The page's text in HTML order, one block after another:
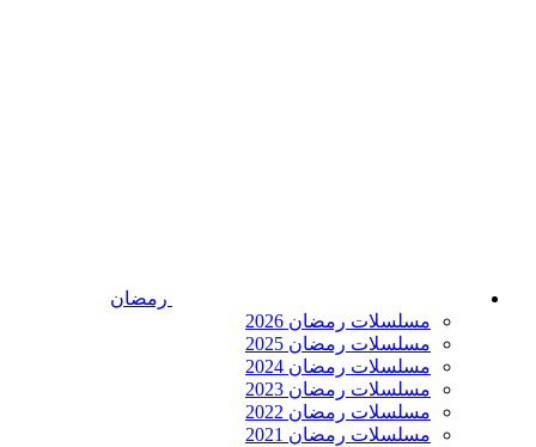
رمضان
مسلسلات رمضان 2026
مسلسلات رمضان 2025
مسلسلات رمضان 2024
مسلسلات رمضان 2023
مسلسلات رمضان 2022
مسلسلات رمضان 2021